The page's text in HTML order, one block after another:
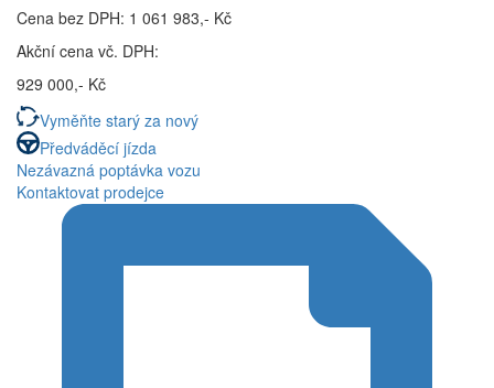
Cena bez DPH: 1 061 983,- Kč
Akční cena vč. DPH:
929 000,- Kč
Vyměňte starý za nový
Předváděcí jízda
Nezávazná poptávka vozu
Kontaktovat prodejce